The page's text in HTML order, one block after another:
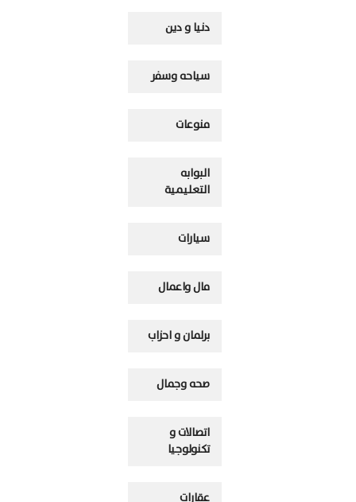
دنيا و دين
سياحه وسفر
منوعات
البوابه
التعليمية
سيارات
مال واعمال
برلمان و احزاب
صحه وجمال
اتصالات و
تكنولوجيا
عقارات